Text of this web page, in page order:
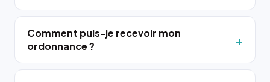
Comment puis-je recevoir mon
ordonnance ?